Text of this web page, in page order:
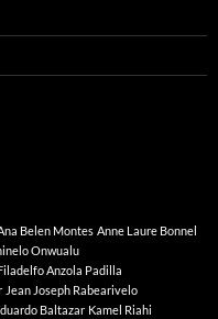
Belen Montes Anne Laure Bonnel
Onwualu
Anzola Padilla
Jean Joseph Rabearivelo
Baltazar Kamel Riahi